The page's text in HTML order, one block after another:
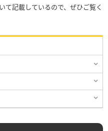
て記載しているので、ぜひご覧く